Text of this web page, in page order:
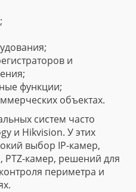
и
функции;
объектах.
систем часто
и Hikvision. У этих
выбор IP-камер,
PTZ-камер, решений для
периметра и